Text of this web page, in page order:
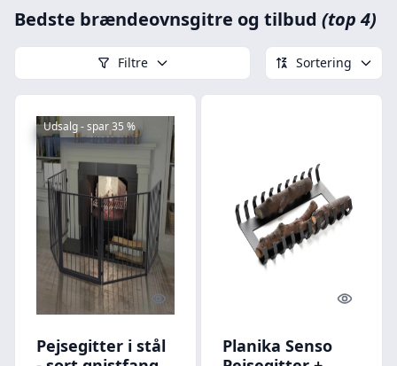
Bedste brændeovnsgitre og tilbud (top 4)
Filtre Sortering
Udsalg - spar 35 %
Quick look
Pejsegitter i stål
Quick
Planika Senso